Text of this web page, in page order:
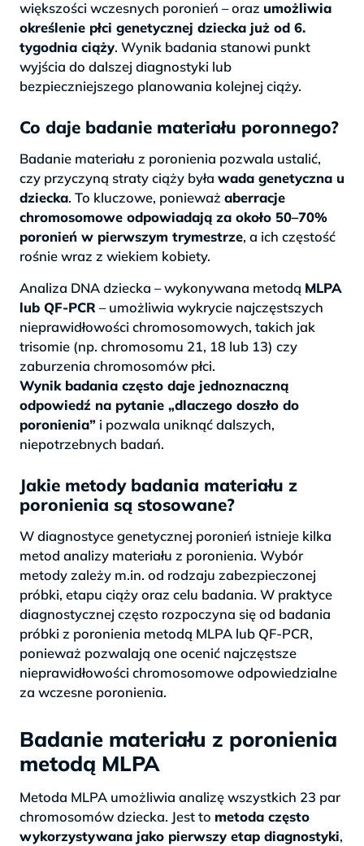
większości wczesnych poronień – oraz umożliwia
określenie płci genetycznej dziecka już od 6.
tygodnia ciąży. Wynik badania stanowi punkt
wyjścia do dalszej diagnostyki lub
bezpieczniejszego planowania kolejnej ciąży.
Co daje badanie materiału poronnego?
Badanie materiału z poronienia pozwala ustalić,
czy przyczyną straty ciąży była wada genetyczna u
dziecka. To kluczowe, ponieważ aberracje
chromosomowe odpowiadają za około 50–70%
poronień w pierwszym trymestrze, a ich częstość
rośnie wraz z wiekiem kobiety.
Analiza DNA dziecka – wykonywana metodą MLPA
lub QF-PCR– umożliwia wykrycie najczęstszych
nieprawidłowości chromosomowych, takich jak
trisomie (np. chromosomu 21, 18 lub 13) czy
zaburzenia chromosomów płci.
Wynik badania często daje jednoznaczną
odpowiedź na pytanie „dlaczego doszło do
poronienia” i pozwala uniknąć dalszych,
niepotrzebnych badań.
Jakie metody badania materiału z
poronienia są stosowane?
W diagnostyce genetycznej poronień istnieje kilka
metod analizy materiału z poronienia. Wybór
metody zależy m.in. od rodzaju zabezpieczonej
próbki, etapu ciąży oraz celu badania. W praktyce
diagnostycznej często rozpoczyna się od badania
próbki z poronienia metodą MLPA lub QF-PCR,
ponieważ pozwalają one ocenić najczęstsze
nieprawidłowości chromosomowe odpowiedzialne
za wczesne poronienia.
Badanie materiału z poronienia
metodą MLPA
Metoda MLPA umożliwia analizę wszystkich 23 par
chromosomów dziecka. Jest to metoda często
wykorzystywana jako pierwszy etap diagnostyki,